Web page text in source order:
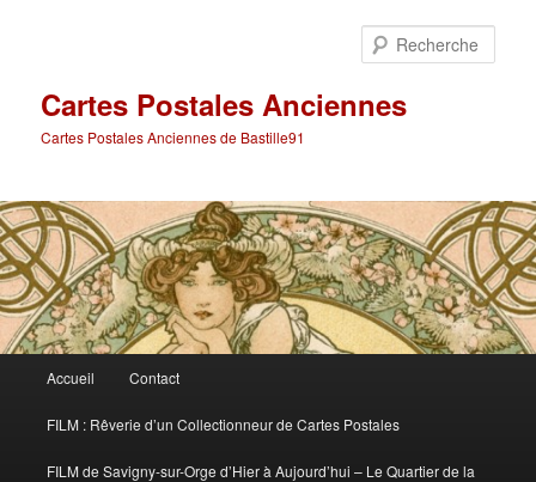
Cartes Postales Anciennes
Cartes Postales Anciennes de Bastille91
principal
Accueil Contact
FILM : Rêverie d’un Collectionneur de Cartes Postales
FILM de Savigny-sur-Orge d’Hier à Aujourd’hui – Le Quartier de la